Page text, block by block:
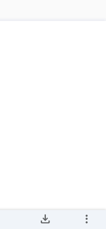
save_alt more_vert